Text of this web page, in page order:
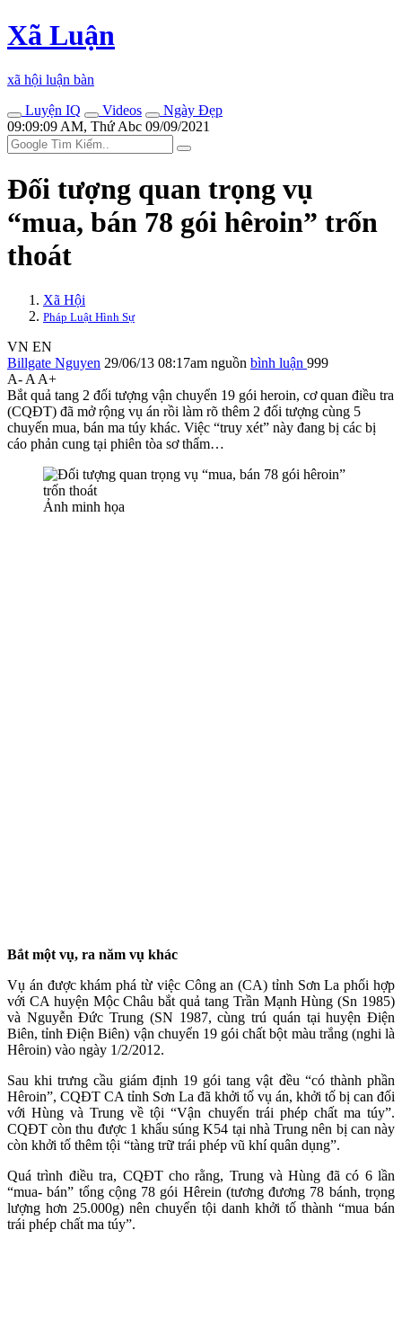
Xã Luận
xã hội luận bàn
Luyện IQ
Videos
Ngày Đẹp
09:09:09 AM, Thứ Abc 09/09/2021
Đối tượng quan trọng vụ
“mua, bán 78 gói hêroin” trốn
thoát
Xã Hội
Pháp Luật Hình Sự
VN EN
Billgate Nguyen 29/06/13 08:17am nguồn bình luận 999
A- A A+
Bắt quả tang 2 đối tượng vận chuyển 19 gói heroin, cơ quan điều tra
(CQĐT) đã mở rộng vụ án rồi làm rõ thêm 2 đối tượng cùng 5
chuyến mua, bán m‌a tú‌y khác. Việc “truy xét” này đang bị các bị
cáo phản cung tại phiên tòa sơ thẩm…
Ảnh minh họa
Bắt một vụ, ra năm vụ khác
Vụ án được khám phá từ việc Công an (CA) tỉnh Sơn La phối hợp
với CA huyện Mộc Châu bắt quả tang Trần Mạnh Hùng (Sn 1985)
và Nguyễn Đức Trung (SN 1987, cùng trú quán tại huyện Điện
Biên, tỉnh Điện Biên) vận chuyển 19 gói chất bột màu trắng (nghi là
Hêroin) vào ngày 1/2/2012.
Sau khi trưng cầu giám định 19 gói tang vật đều “có thành phần
Hêroin”, CQĐT CA tỉnh Sơn La đã khởi tố vụ án, khởi tố bị can đối
với Hùng và Trung về tội “Vận chuyển trái phép chất m‌a tú‌y”.
CQĐT còn thu được 1 khẩu súng K54 tại nhà Trung nên bị can này
còn khởi tố thêm tội “tàng trữ trái phép vũ khí quân dụng”.
Quá trình điều tra, CQĐT cho rằng, Trung và Hùng đã có 6 lần
“mua- bán” tổng cộng 78 gói Hêrein (tương đương 78 bánh, trọng
lượng hơn 25.000g) nên chuyển tội danh khởi tố thành “mua bán
trái phép chất m‌a tú‌y”.